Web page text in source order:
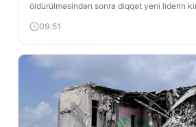
öldürülməsindən sonra diqqət yeni liderin
09:51